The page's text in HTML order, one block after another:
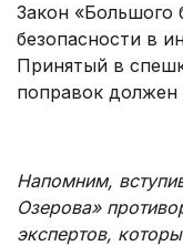
Закон «Большого
безопасности в
Принятый в
поправок должен
Напомним,
Озерова»
экспертов,